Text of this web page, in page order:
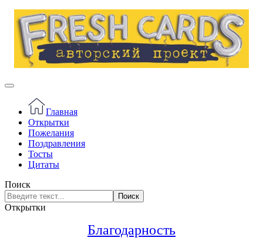
Главная
Открытки
Пожелания
Поздравления
Тосты
Цитаты
Поиск
Поиск
Открытки
Благодарность